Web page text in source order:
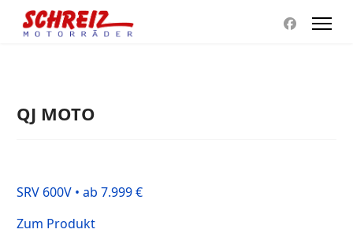
QJ MOTO
SRV 600V • ab 7.999 €
Zum Produkt